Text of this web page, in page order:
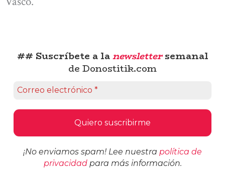
## Suscríbete a lanewslettersemanal
de Donostitik.com
¡No enviamos spam! Lee nuestra política de
privacidadpara más información.